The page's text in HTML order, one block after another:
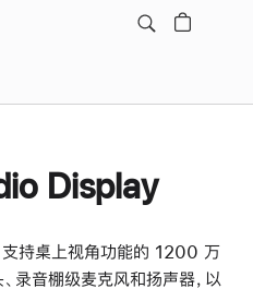
Display
持桌上视角功能的 1200 万
音棚级麦克风和扬声器，以